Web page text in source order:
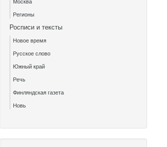
Регионы
Росписи и тексты
Новое время
Русское слово
Южный край
Речь
Финляндская газета
Новь